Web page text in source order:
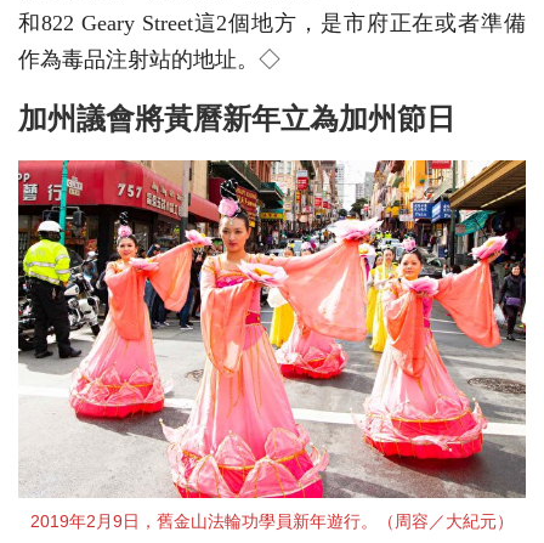
和822 Geary Street這2個地方，是市府正在或者準備
作為毒品注射站的地址。◇
加州議會將黃曆新年立為加州節日
2019年2月9日，舊金山法輪功學員新年遊行。（周容／大紀元）